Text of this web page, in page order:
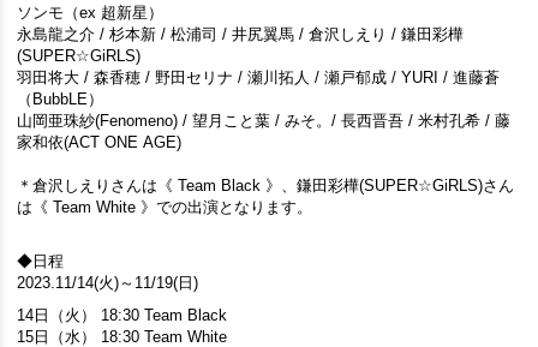
ソンモ（ex 超新星）
永島龍之介 / 杉本新 / 松浦司 / 井尻翼馬 / 倉沢しえり / 鎌田彩樺
(SUPER☆GiRLS)
羽田将大 / 森香穂 / 野田セリナ / 瀬川拓人 / 瀬戸郁成 / YURI / 進藤蒼
（BubbLE）
山岡亜珠紗(Fenomeno) / 望月こと葉 / みそ。/ 長西晋吾 / 米村孔希 / 藤
家和依(ACT ONE AGE)
＊倉沢しえりさんは《 Team Black 》、鎌田彩樺(SUPER☆GiRLS)さん
は《 Team White 》での出演となります。
◆日程
2023.11/14(火)～11/19(日)
14日（火） 18:30 Team Black
15日（水） 18:30 Team White